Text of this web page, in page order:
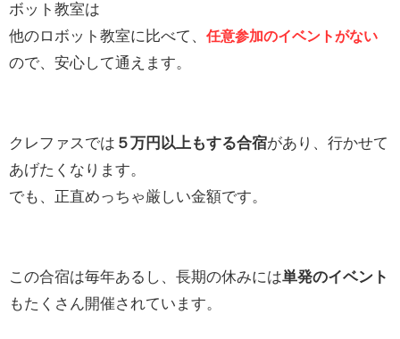
ボット教室は
他のロボット教室に比べて、 任意参加のイベントがない
ので、安心して通えます。
クレファスでは ５万円以上もする合宿があり、行かせて
あげたくなります。
でも、正直めっちゃ厳しい金額です。
この合宿は毎年あるし、長期の休みには単発のイベント
もたくさん開催されています。